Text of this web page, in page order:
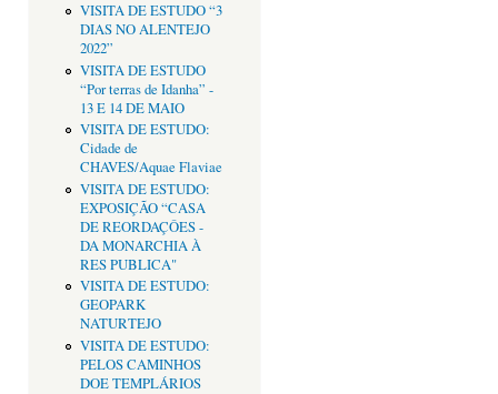
VISITA DE ESTUDO “3
DIAS NO ALENTEJO
2022”
VISITA DE ESTUDO
“Por terras de Idanha” -
13 E 14 DE MAIO
VISITA DE ESTUDO:
Cidade de
CHAVES/Aquae Flaviae
VISITA DE ESTUDO:
EXPOSIÇÃO “CASA
DE REORDAÇÔES -
DA MONARCHIA À
RES PUBLICA"
VISITA DE ESTUDO:
GEOPARK
NATURTEJO
VISITA DE ESTUDO:
PELOS CAMINHOS
DOE TEMPLÁRIOS